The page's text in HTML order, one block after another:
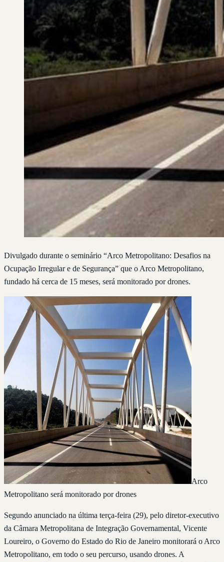
Divulgado durante o seminário “Arco Metropolitano: Desafios na
Ocupação Irregular e de Segurança” que o Arco Metropolitano,
fundado há cerca de 15 meses, será monitorado por drones.
Arco
Metropolitano será monitorado por drones
Segundo anunciado na última terça-feira (29), pelo diretor-executivo
da Câmara Metropolitana de Integração Governamental, Vicente
Loureiro, o Governo do Estado do Rio de Janeiro monitorará o Arco
Metropolitano, em todo o seu percurso, usando drones. A